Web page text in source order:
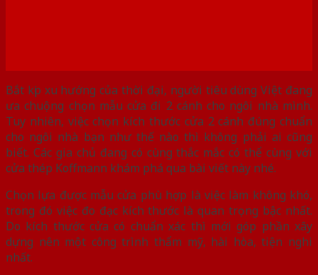
Bắt kịp xu hướng của thời đại, người tiêu dùng Việt đang
ưa chuộng chọn mẫu cửa đi 2 cánh cho ngôi nhà mình.
Tuy nhiên, việc chọn kích thước cửa 2 cánh đúng chuẩn
cho ngôi nhà bạn như thế nào thì không phải ai cũng
biết. Các gia chủ đang có cùng thắc mắc có thể cùng với
cửa thép Koffmann khám phá qua bài viết này nhé.
Chọn lựa được mẫu cửa phù hợp là việc làm không khó,
trong đó việc đo đạc kích thước là quan trọng bậc nhất.
Do kích thước cửa có chuẩn xác thì mới góp phần xây
dựng nên một công trình thẩm mỹ, hài hòa, tiện nghi
nhất.